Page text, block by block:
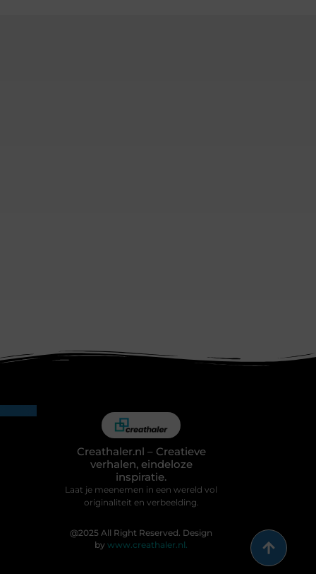
Creathaler.nl – Creatieve
verhalen, eindeloze
inspiratie.
Laat je meenemen in een wereld vol
originaliteit en verbeelding.
@2025 All Right Reserved. Design
bywww.creathaler.nl.